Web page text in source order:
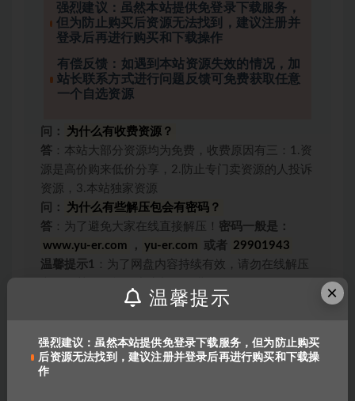
强烈建议：虽然本站提供免登录下载服务，
但为防止购买后资源无法找到，建议注册并
登录后再进行购买和下载操作
有偿反馈：如遇到本站资源失效的情况，加
站长联系方式进行问题反馈可免费获取任意
一个自选资源
问：
为什么有收费资源？
答 ：本站大部分资源均为免费，收费原因有三：1.资
源是高价购来低价分享，2.防止专门卖资源的人投诉
资源，3.本站独家资源
问：
为什么有些解压包会有密码？
答 ：为了避免大家在线直接解压！ 密码一般是：
www.yu-er.com
， yu-er.com 或者 29901943
温馨提示1 ：为了网盘内容持续有效，请勿在线解压
：网盘中内容均为互联网收集整理，资源
对待，不要轻信任何人转账和打款要求。
链接失效报错：
QQ报错 | benottoknow |
yu-er©uoov.com
×
温馨提示
强烈建议：虽然本站提供免登录下载服务，但为防止购买
后资源无法找到，建议注册并登录后再进行购买和下载操
作